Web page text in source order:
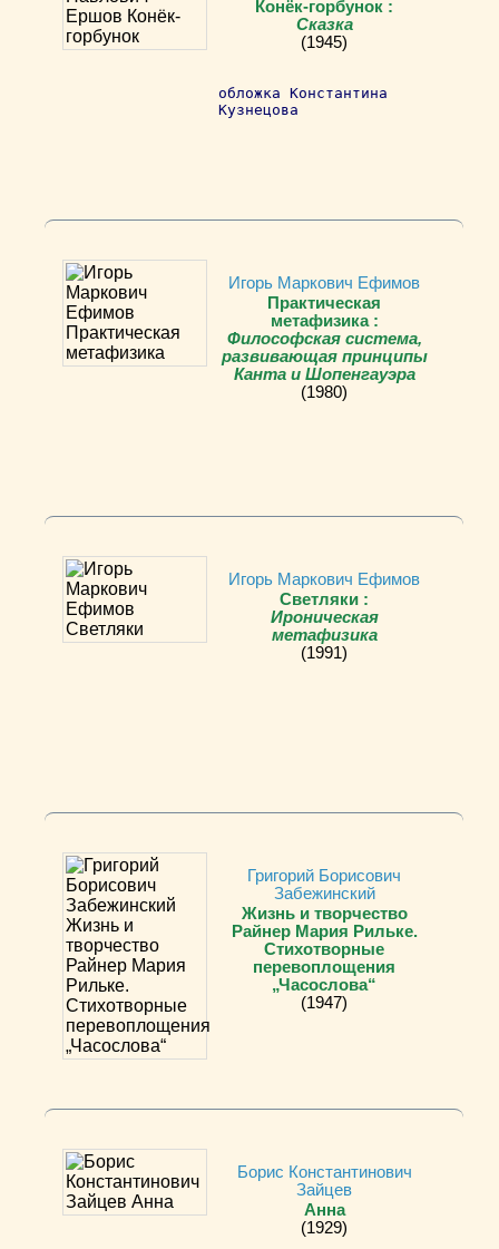
Конёк-горбунок :
Сказка
(1945)
обложка Константина
Кузнецова
Игорь Маркович Ефимов
Практическая
метафизика :
Философская система,
развивающая принципы
Канта и Шопенгауэра
(1980)
Игорь Маркович Ефимов
Светляки :
Ироническая
метафизика
(1991)
Григорий Борисович
Забежинский
Жизнь и творчество
Райнер Мария Рильке.
Стихотворные
перевоплощения
„Часослова“
(1947)
Борис Константинович
Зайцев
Анна
(1929)